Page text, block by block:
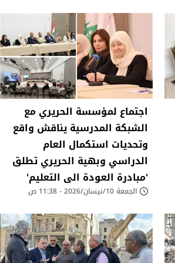
اجتماع لمؤسسة الحريري مع
الشبكة المدرسية يناقش واقع
وتحديات استكمال العام
الدراسي وبهية الحريري تطلق
'مبادرة العودة الى التعليم'
الجمعة 10/نيسان/2026 - 11:38 ص